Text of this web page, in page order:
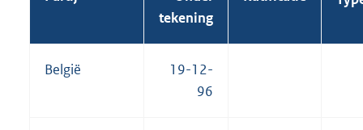
tekening
België
19-12-
96